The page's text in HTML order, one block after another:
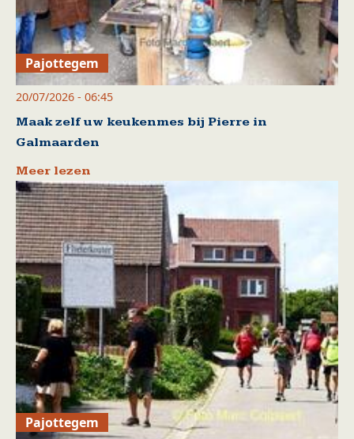
Pajottegem
20/07/2026 - 06:45
Maak zelf uw keukenmes bij Pierre in
Galmaarden
Meer lezen
Pajottegem